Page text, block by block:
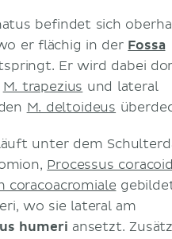
befindet sich
er flächig in der Fossa
Er wird dabei
M. trapezius und lateral
M. deltoideus
unter dem
Processus
coracoacromiale
wo sie lateral am
humeri ansetzt.